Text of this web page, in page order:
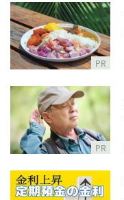
PR
PR